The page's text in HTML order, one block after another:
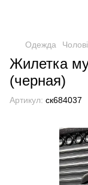
Одежда
Жилетка
(черная)
Артикул: ск684037